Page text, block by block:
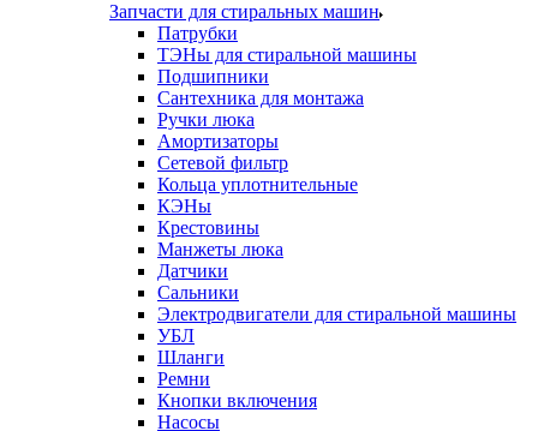
Запчасти для стиральных машин
Патрубки
ТЭНы для стиральной машины
Подшипники
Сантехника для монтажа
Ручки люка
Амортизаторы
Сетевой фильтр
Кольца уплотнительные
КЭНы
Крестовины
Манжеты люка
Датчики
Сальники
Электродвигатели для стиральной машины
УБЛ
Шланги
Ремни
Кнопки включения
Насосы